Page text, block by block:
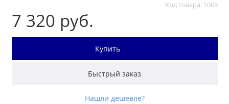
Код товара: 1005
7 320 руб.
Купить
Быстрый заказ
Нашли дешевле?